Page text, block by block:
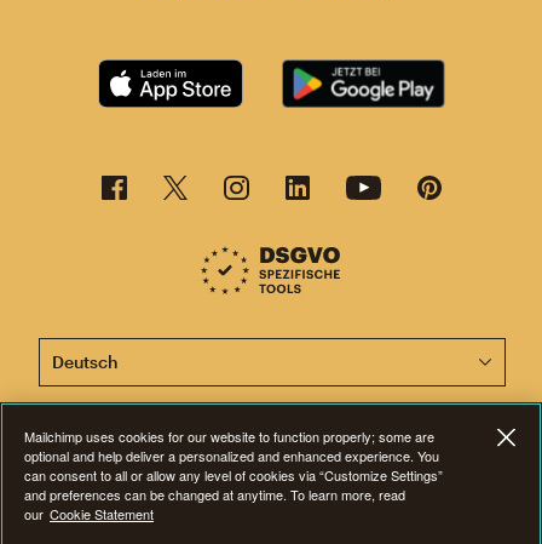
Diese Seite ist jetzt auch in anderen Sprachen
©2001-2026 Alle Rechte vorbehalten. Mailchimp® ist eine eingetragene
Marke der Rocket Science Group. Apple und das Apple-Logo sind Marken
von Apple Inc. Mac App Store ist eine Dienstleistungsmarke von Apple
Inc. Google Play und das Google-Play-Logo sind Marken von Google Inc.
Mailchimp uses cookies for our website to function properly; some are
optional and help deliver a personalized and enhanced experience. You
can consent to all or allow any level of cookies via “Customize Settings”
and preferences can be changed at anytime. To learn more, read
our Cookie Statement